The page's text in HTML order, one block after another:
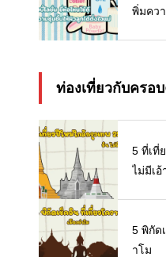
พิ่มคว
ท่องเที่ยวกับครอ
5 ที่เที่
ไม่มีเอ้
5 พิกัด
าโม